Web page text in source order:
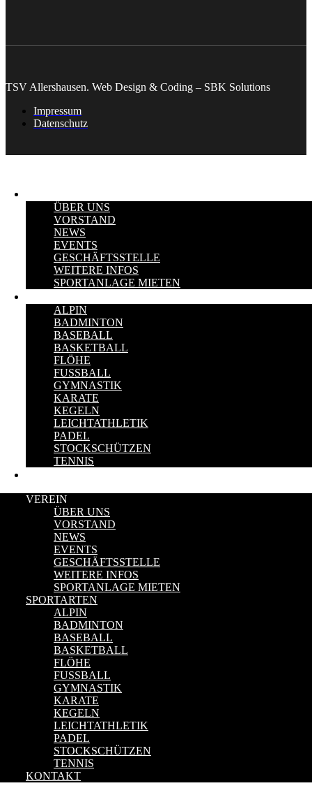
TSV Allershausen. Web Design & Coding – SBK Solutions
Impressum
Datenschutz
ÜBER UNS
VORSTAND
NEWS
EVENTS
GESCHÄFTSSTELLE
WEITERE INFOS
SPORTANLAGE MIETEN
ALPIN
BADMINTON
BASEBALL
BASKETBALL
FLÖHE
FUSSBALL
GYMNASTIK
KARATE
KEGELN
LEICHTATHLETIK
PADEL
STOCKSCHÜTZEN
TENNIS
VEREIN
ÜBER UNS
VORSTAND
NEWS
EVENTS
GESCHÄFTSSTELLE
WEITERE INFOS
SPORTANLAGE MIETEN
SPORTARTEN
ALPIN
BADMINTON
BASEBALL
BASKETBALL
FLÖHE
FUSSBALL
GYMNASTIK
KARATE
KEGELN
LEICHTATHLETIK
PADEL
STOCKSCHÜTZEN
TENNIS
KONTAKT